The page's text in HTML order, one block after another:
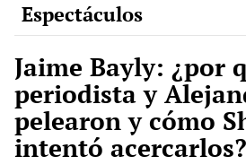
Espectáculos
Jaime Bayly: ¿por
periodista y
pelearon y cómo
intentó acercarlos?